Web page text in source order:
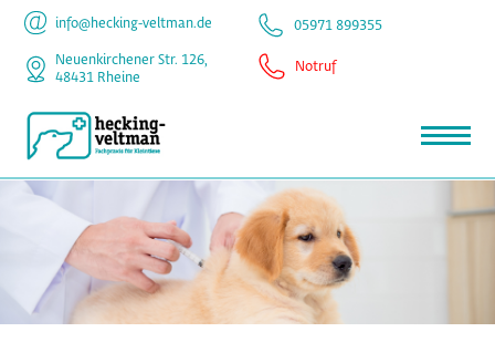
info@hecking-veltman.de
05971 899355
Neuenkirchener Str. 126,
48431 Rheine
Notruf